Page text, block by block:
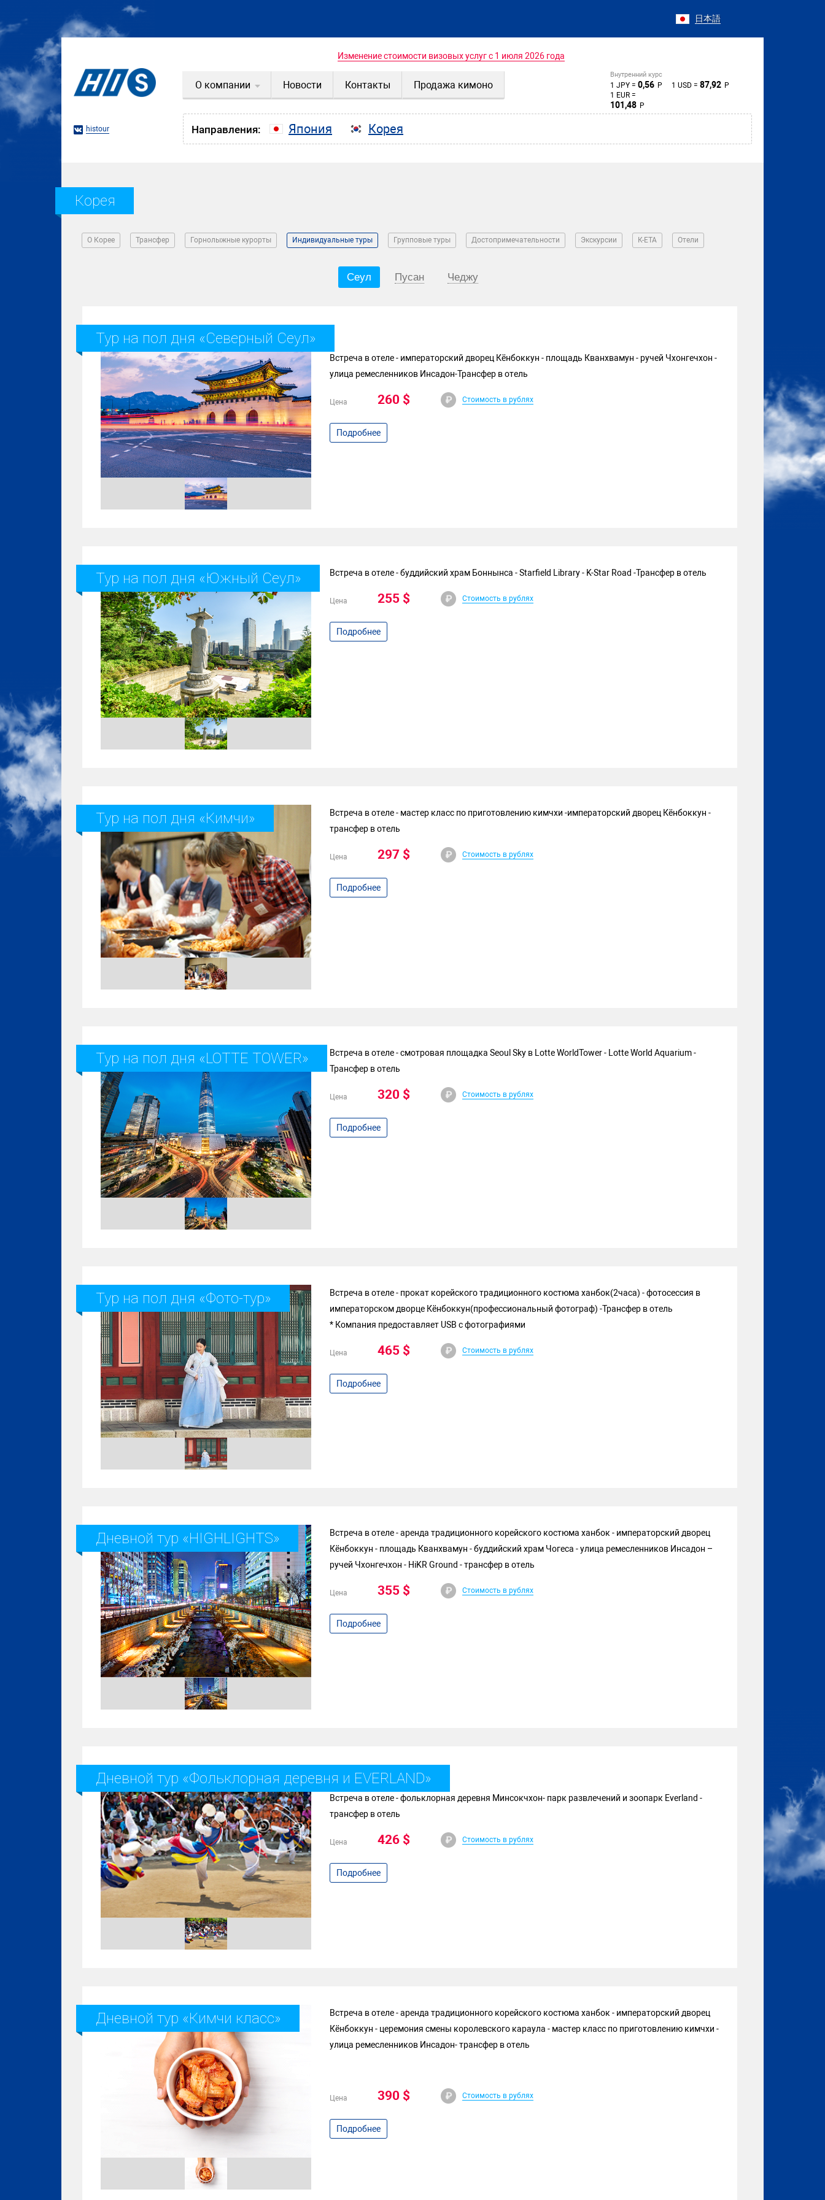
日本語
Изменение стоимости визовых услуг с 1 июля 2026 года
О компании Новости Контакты Продажа кимоно
Внутренний курс
1 JPY = 0,56 Р 1 USD = 87,92 Р
1 EUR =
101,48 Р
histour Направления: Япония Корея
Корея
О Корее Трансфер Горнолыжные курорты Индивидуальные туры Групповые туры Достопримечательности Экскурсии К-ЕТА Отели
Сеул Пусан Чеджу
Тур на пол дня «Северный Сеул»
Встреча в отеле - императорский дворец Кёнбоккун - площадь Кванхвамун - ручей Чхонгечхон -
улица ремесленников Инсадон-Трансфер в отель
Цена 260 $ Стоимость в рублях
Подробнее
Тур на пол дня «Южный Сеул» Встреча в отеле - буддийский храм Боннынса - Starfield Library - K-Star Road -Трансфер в отель
Цена 255 $ Стоимость в рублях
Подробнее
Тур на пол дня «Кимчи»
Встреча в отеле - мастер класс по приготовлению кимчхи -императорский дворец Кёнбоккун -
трансфер в отель
Цена 297 $ Стоимость в рублях
Подробнее
Тур на пол дня «LOTTE TOWER»
Встреча в отеле - смотровая площадка Seoul Sky в Lotte WorldTower - Lotte World Aquarium -
Трансфер в отель
Цена 320 $ Стоимость в рублях
Подробнее
Тур на пол дня «Фото-тур»
Встреча в отеле - прокат корейского традиционного костюма ханбок(2часа) - фотосессия в
императорском дворце Кёнбоккун(профессиональный фотограф) -Трансфер в отель
* Компания предоставляет USB с фотографиями
Цена 465 $ Стоимость в рублях
Подробнее
Дневной тур «HIGHLIGHTS»
Встреча в отеле - аренда традиционного корейского костюма ханбок - императорский дворец
Кёнбоккун - площадь Кванхвамун - буддийский храм Чогеса - улица ремесленников Инсадон –
ручей Чхонгечхон - HiKR Ground - трансфер в отель
Цена 355 $ Стоимость в рублях
Подробнее
Дневной тур «Фольклорная деревня и EVERLAND»
Встреча в отеле - фольклорная деревня Минсокчхон- парк развлечений и зоопарк Everland -
трансфер в отель
Цена 426 $ Стоимость в рублях
Подробнее
Дневной тур «Кимчи класс»
Встреча в отеле - аренда традиционного корейского костюма ханбок - императорский дворец
Кёнбоккун - церемония смены королевского караула - мастер класс по приготовлению кимчхи -
улица ремесленников Инсадон- трансфер в отель
Цена 390 $ Стоимость в рублях
Подробнее